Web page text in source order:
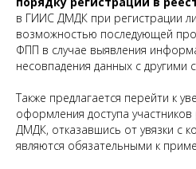
в ГИИС ДМДК при регистрации
возможностью последующей
ФПП в случае выявления
несовпадения данных с другими
Также предлагается перейти к
оформления доступа
ДМДК, отказавшись от увязки с
являются обязательными к